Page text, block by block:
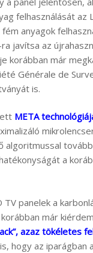
felhasználását az
anyagok
javítsa az
korábban már
Générale de
is.
META
algoritmussal
a
TV panelek a
már
azaz tökéletes
hogy az iparágban